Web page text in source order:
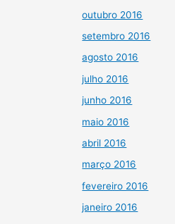
outubro 2016
setembro 2016
agosto 2016
julho 2016
junho 2016
maio 2016
abril 2016
março 2016
fevereiro 2016
janeiro 2016